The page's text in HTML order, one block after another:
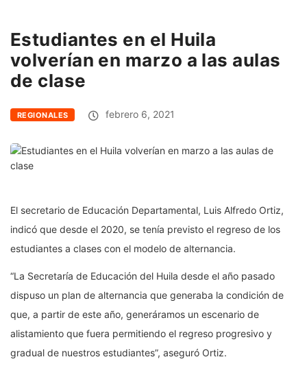
Estudiantes en el Huila
volverían en marzo a las aulas
de clase
REGIONALES febrero 6, 2021
El secretario de Educación Departamental, Luis Alfredo Ortiz,
indicó que desde el 2020, se tenía previsto el regreso de los
estudiantes a clases con el modelo de alternancia.
“La Secretaría de Educación del Huila desde el año pasado
dispuso un plan de alternancia que generaba la condición de
que, a partir de este año, generáramos un escenario de
alistamiento que fuera permitiendo el regreso progresivo y
gradual de nuestros estudiantes”, aseguró Ortiz.